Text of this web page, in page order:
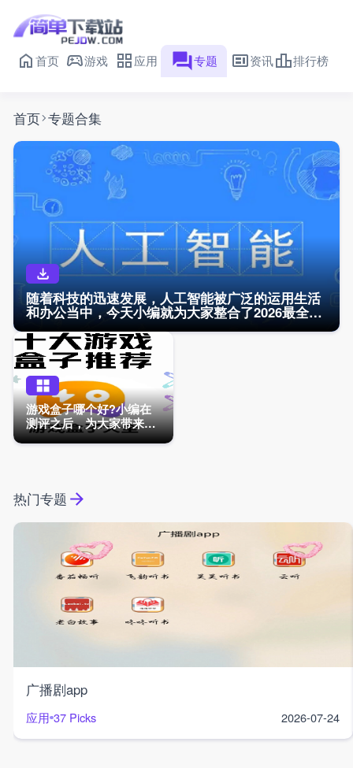
首页 游戏 应用 专题 资讯 排行榜
首页 专题合集
随着科技的迅速发展，人工智能被广泛的运用生活
和办公当中，今天小编就为大家整合了2026最全最
好用的ai人工智能软件合集，涉及ai聊天、ai绘
画、ai生成视频、ai作曲等各个不同领域，让零基
础小白也能这些ai人工智能软件快速生成想要的内
容，从而极大的便捷日常办公和生活。
游戏盒子哪个好?小编在
测评之后，为大家带来了
2025年最好用又不收费的
戏、八门神器、
TapTap、软天空、葫芦
侠等等，这里小编不一一
列举，所有游戏盒子都涵
盖了丰富的游戏资源，入
驻了专业的游戏up主，大
家可以找到任何热游或最
新上线、up自制游戏。另
外每个游戏盒子的侧重内
容不一样，大家完全能根
热门专题
广播剧app
应用37 Picks 2026-07-24